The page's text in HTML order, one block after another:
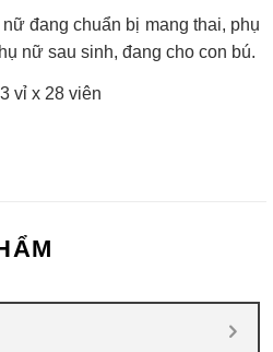
nữ đang chuẩn bị mang thai, phụ
nữ sau sinh, đang cho con bú.
vỉ x 28 viên